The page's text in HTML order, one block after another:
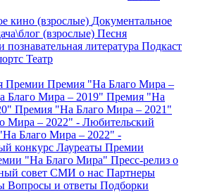
кино (взрослые) Документальное
(взрослые) Песня
познавательная литература Подкаст
Театр
Премии Премия "На Благо Мира –
Благо Мира – 2019" Премия "На
Премия "На Благо Мира – 2021"
Мира – 2022" - Любительский
Благо Мира – 2022" -
конкурс Лауреаты Премии
"На Благо Мира" Пресс-релиз о
совет СМИ о нас Партнеры
Вопросы и ответы Подборки